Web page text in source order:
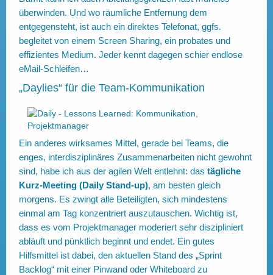
überwinden. Und wo räumliche Entfernung dem
entgegensteht, ist auch ein direktes Telefonat, ggfs.
begleitet von einem Screen Sharing, ein probates und
effizientes Medium. Jeder kennt dagegen schier endlose
eMail-Schleifen…
„Daylies“ für die Team-Kommunikation
Ein anderes wirksames Mittel, gerade bei Teams, die
enges, interdisziplinäres Zusammenarbeiten nicht gewohnt
sind, habe ich aus der agilen Welt entlehnt: das tägliche
Kurz-Meeting (Daily Stand-up), am besten gleich
morgens. Es zwingt alle Beteiligten, sich mindestens
einmal am Tag konzentriert auszutauschen. Wichtig ist,
dass es vom Projektmanager moderiert sehr diszipliniert
abläuft und pünktlich beginnt und endet. Ein gutes
Hilfsmittel ist dabei, den aktuellen Stand des „Sprint
Backlog“ mit einer Pinwand oder Whiteboard zu